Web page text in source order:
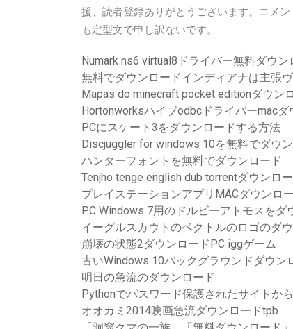
援、読者登録ありがとうございます。コメ
も定型文で申し訳ないです。
Numark ns6 virtual8ドライバー無料ダウン
無料でダウンロードインディアナは主張
Mapas do minecraft pocket editionダウン
Hortonworksハイブodbcドライバーmacダ
PCにスケート3をダウンロードする方法
Discjuggler for windows 10を無料でダウ
ハンターフォントを無料でダウンロード
Tenjho tenge english dub torrentダウンロ
プレイステーションアプリMACダウンロ
PC Windows 7用のドルビーアトモスをダ
イーグルスカウトのベクトルのロゴのダ
崩壊の状態2ダウンロードPC iggゲーム
古いWindows 10バックグラウンドダウン
明日の急流のダウンロード
Pythonでパスワード保護されたサイトか
オオカミ2014映画急流ダウンロードtpb